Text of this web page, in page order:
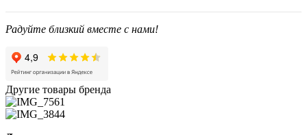
Радуйте близкий вместе с нами!
Другие товары бренда